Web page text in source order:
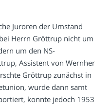
Juroren der Umstand
Herrn Gröttrup nicht um
um den NS-
Assistent von Wernher
Gröttrup zunächst in
wurde dann samt
konnte jedoch 1953